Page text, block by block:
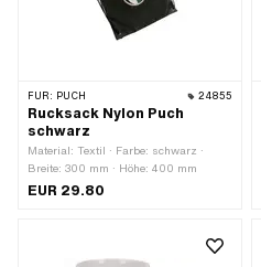
FÜR: PUCH 24855
Rucksack Nylon Puch
schwarz
Material: Textil · Farbe: schwarz ·
Breite: 300 mm · Höhe: 400 mm
EUR 29.80